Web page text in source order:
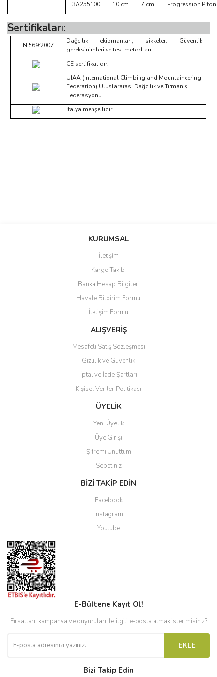
3A255100
10 cm 7 cm Progression
Sertifikaları:
EN 569:2007
Dağcılık ekipmanları, sikkeler. Güvenlik
gereksinimleri ve test metodları.
CE sertifikalıdır.
UIAA (International Climbing and Mountaineering
Federation) Uluslararası Dağcılık ve Tırmanış
Federasyonu
İtalya menşeilidir.
Bu ürüne ilk yorumu siz yapın!
Ürün resmi kalitesiz, bozuk veya görüntülenemiyor.
Ürün açıklamasında eksik bilgiler bulunuyor.
Ürün bilgilerinde hatalar bulunuyor.
Ürün fiyatı diğer sitelerden daha pahalı.
Bu ürüne benzer farklı alternatifler olmalı.
Gönder
KURUMSAL
İletişim
Kargo Takibi
Banka Hesap Bilgileri
Havale Bildirim Formu
İletişim Formu
ALIŞVERİŞ
Mesafeli Satış Sözleşmesi
Gizlilik ve Güvenlik
İptal ve İade Şartları
Kişisel Veriler Politikası
ÜYELİK
Yeni Üyelik
Üye Girişi
Şifremi Unuttum
Sepetiniz
BİZİ TAKİP EDİN
Facebook
Instagram
Youtube
E-Bültene Kayıt Ol!
Fırsatları, kampanya ve duyuruları ile ilgili e-posta almak ister misiniz?
EKLE
Bizi Takip Edin